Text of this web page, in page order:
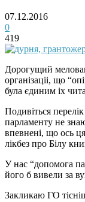
07.12.2016
0
419
Дорогущий
організаціі, що
була єдиним іх
Подивіться
парламенту не
впевнені, що ось
лікбез про Білу
У нас “допомога
його б вивели за
Закликаю ГО